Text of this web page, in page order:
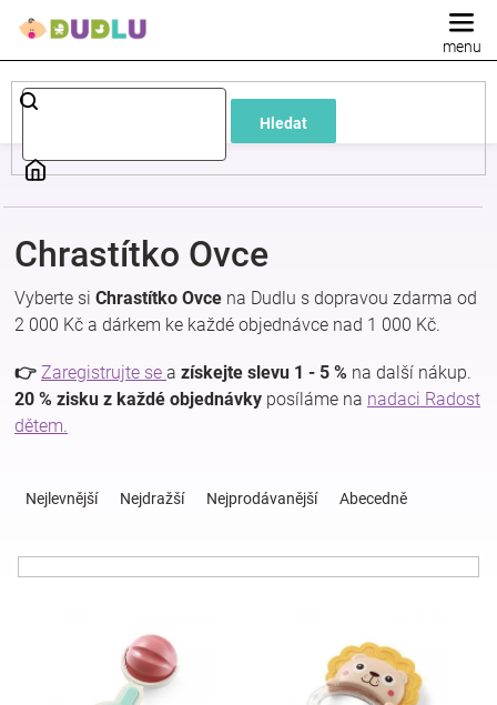
Hledat
Dětské
a
kojenecké
oblečení
Pokojíček
a
kojenecká
výbava
Hračky
Chrastítko Ovce
Vyberte si Chrastítko Ovce na Dudlu s dopravou zdarma od
2 000 Kč a dárkem ke každé objednávce nad 1 000 Kč.
👉 Zaregistrujte se a získejte slevu 1 - 5 % na další nákup.
20 % zisku z každé objednávky posíláme na nadaci Radost
dětem.
Nejlevnější Nejdražší Nejprodávanější Abecedně